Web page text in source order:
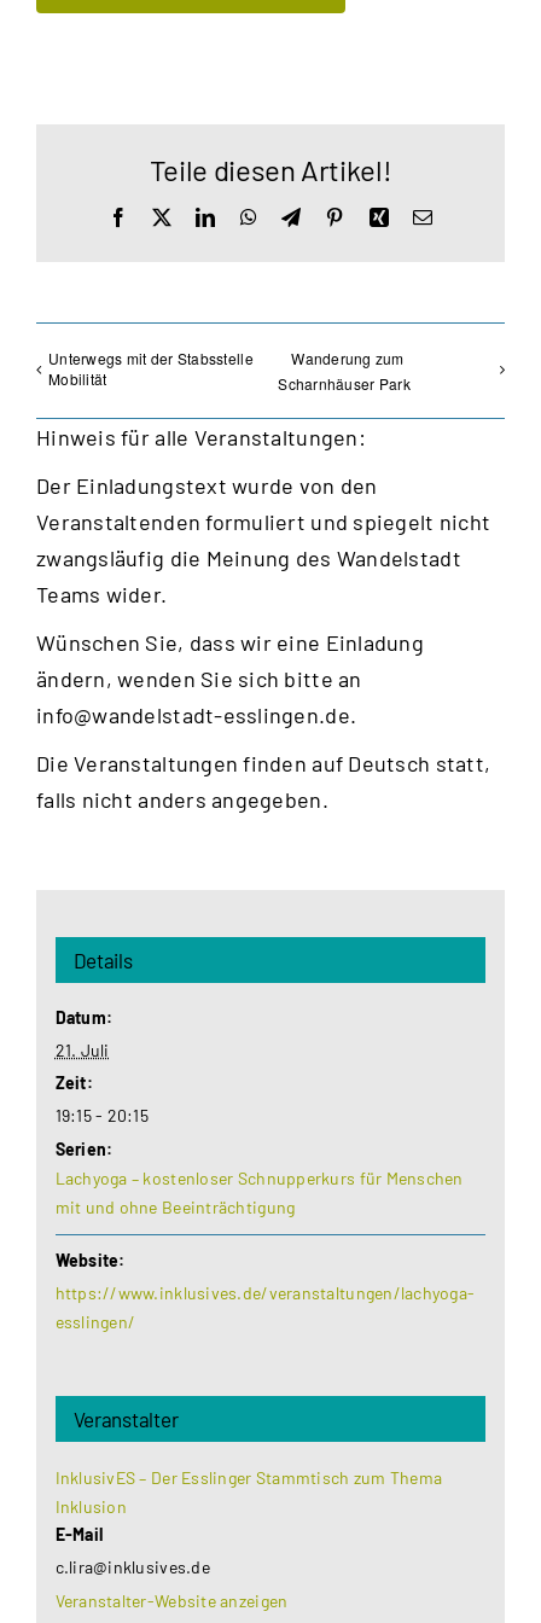
Teile diesen Artikel!
Facebook LinkedInWhatsApp
TelegramPinterestXingE-
Unterwegs mit der Stabsstelle
Mobilität
Wanderung zum
Scharnhäuser Park
Hinweis für alle Veranstaltungen:
Der Einladungstext wurde von den
Veranstaltenden formuliert und spiegelt nicht
zwangsläufig die Meinung des Wandelstadt
Teams wider.
Wünschen Sie, dass wir eine Einladung
ändern, wenden Sie sich bitte an
info@wandelstadt-esslingen.de.
Die Veranstaltungen finden auf Deutsch statt,
falls nicht anders angegeben.
Details
Datum:
21. Juli
Zeit:
19:15 - 20:15
Serien:
Lachyoga – kostenloser Schnupperkurs für Menschen
mit und ohne Beeinträchtigung
Website:
https://www.inklusives.de/veranstaltungen/lachyoga-
esslingen/
Veranstalter
InklusivES – Der Esslinger Stammtisch zum Thema
Inklusion
E-Mail
c.lira@inklusives.de
Veranstalter-Website anzeigen